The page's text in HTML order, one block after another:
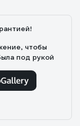
чтобы
под рукой